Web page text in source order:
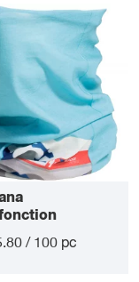
/ 100 pc